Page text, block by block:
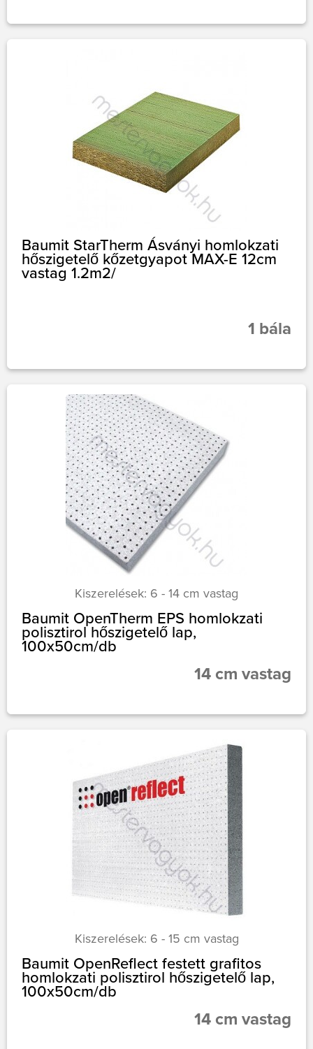
Baumit StarTherm Ásványi homlokzati
hőszigetelő kőzetgyapot MAX-E 12cm
vastag 1.2m2/
1 bála
Kiszerelések: 6 - 14 cm vastag
Baumit OpenTherm EPS homlokzati
polisztirol hőszigetelő lap,
100x50cm/db
14 cm vastag
Kiszerelések: 6 - 15 cm vastag
Baumit OpenReflect festett grafitos
homlokzati polisztirol hőszigetelő lap,
100x50cm/db
14 cm vastag